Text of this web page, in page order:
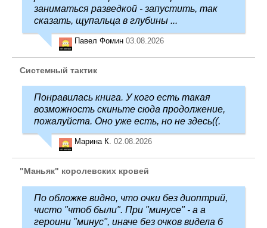
заниматься разведкой - запустить, так
сказать, щупальца в глубины ...
Павел Фомин 03.08.2026
Системный тактик
Понравилась книга. У кого есть такая
возможность скиньте сюда продолжение,
пожалуйста. Оно уже есть, но не здесь((.
Марина К. 02.08.2026
"Маньяк" королевских кровей
По обложке видно, что очки без диоптрий,
чисто "чтоб были". При "минусе" - а а
героини "минус", иначе без очков видела б